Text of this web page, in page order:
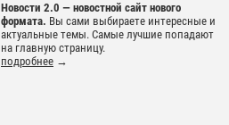
Новости 2.0 — новостной сайт нового
формата. Вы сами выбираете интересные и
актуальные темы. Самые лучшие попадают
на главную страницу.
подробнее →